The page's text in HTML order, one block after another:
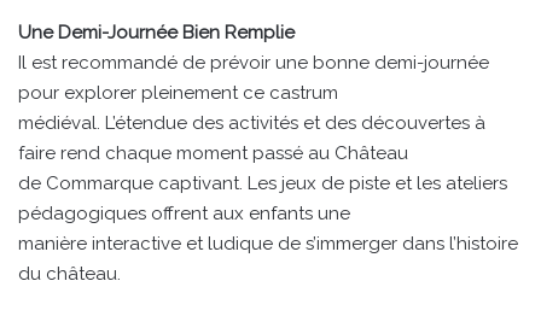
Une Demi-Journée Bien Remplie
Il est recommandé de prévoir une bonne demi-journée
pour explorer pleinement ce castrum
médiéval. L’étendue des activités et des découvertes à
faire rend chaque moment passé au Château
de Commarque captivant. Les jeux de piste et les ateliers
pédagogiques offrent aux enfants une
manière interactive et ludique de s’immerger dans l’histoire
du château.